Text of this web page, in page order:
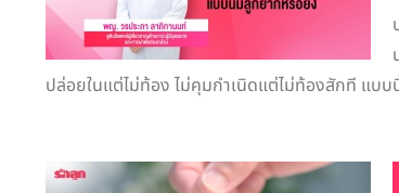
ปล่อยในแต่ไม่ท้อง ไม่คุมกำเนิดแต่ไม่ท้องสักที แบบ